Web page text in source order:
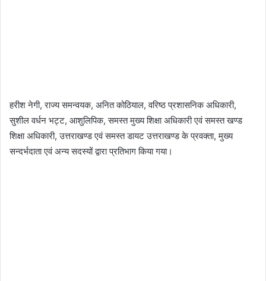
हरीश नेगी, राज्य समन्वयक, अनित कोठियाल, वरिष्ठ प्रशासनिक अधिकारी,
सुशील वर्धन भट्ट, आशुलिपिक, समस्त मुख्य शिक्षा अधिकारी एवं समस्त खण्ड
शिक्षा अधिकारी, उत्तराखण्ड एवं समस्त डायट उत्तराखण्ड के प्रवक्ता, मुख्य
सन्दर्भदाता एवं अन्य सदस्यों द्वारा प्रतिभाग किया गया।